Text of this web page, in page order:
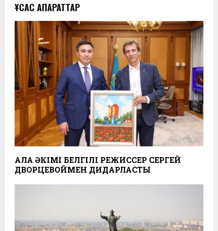
ҰҚСАС АҚПАРАТТАР
ҚАЛА ӘКІМІ БЕЛГІЛІ РЕЖИССЕР СЕРГЕЙ
ДВОРЦЕВОЙМЕН ДИДАРЛАСТЫ